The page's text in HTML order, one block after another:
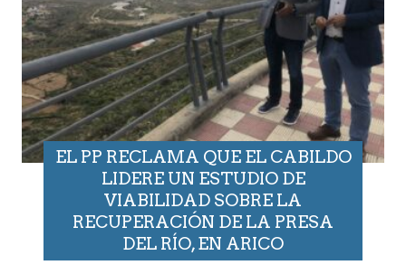
EL PP RECLAMA QUE EL CABILDO
LIDERE UN ESTUDIO DE
VIABILIDAD SOBRE LA
RECUPERACIÓN DE LA PRESA
DEL RÍO, EN ARICO